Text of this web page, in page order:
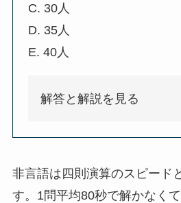
C. 30人
D. 35人
E. 40人
解答と解説を見る
非言語は四則演算のスピード
す。1問平均80秒で解かなく